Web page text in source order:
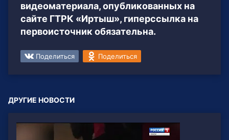
видеоматериала, опубликованных на
сайте ГТРК «Иртыш», гиперссылка на
первоисточник обязательна.
Поделиться Поделиться
ДРУГИЕ НОВОСТИ